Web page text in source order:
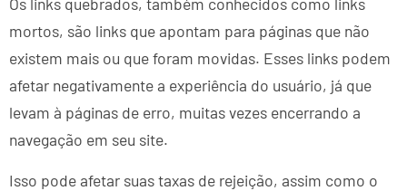
mortos, são links que apontam para páginas que não
existem mais ou que foram movidas. Esses links podem
afetar negativamente a experiência do usuário, já que
levam à páginas de erro, muitas vezes encerrando a
navegação em seu site.
Isso pode afetar suas taxas de rejeição, assim como o